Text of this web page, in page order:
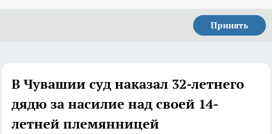
Принять
В Чувашии суд наказал 32-летнего
дядю за насилие над своей 14-
летней племянницей